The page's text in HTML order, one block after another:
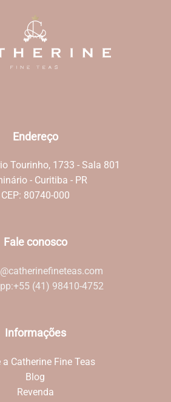
Endereço
Tourinho, 1733 - Sala 801
- Curitiba - PR
CEP: 80740-000
Fale conosco
+55 (41) 98410-4752
Informações
a Catherine Fine Teas
Blog
Revenda